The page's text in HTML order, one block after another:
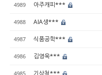
4989 아주캐피***
4988 AIA생***
4987 식품공학***
4986 김영욱***
4985 기상청***